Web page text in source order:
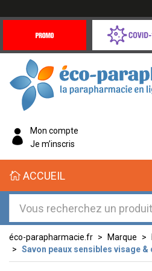
Offres
Coronavirus
éco-
éco-
Mon compte
Je m’inscris
ACCUEIL
éco-parapharmacie.fr Marque
Savon peaux sensibles visage &